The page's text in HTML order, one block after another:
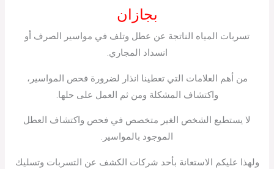
بجازان
تسربات المياه الناتجة عن عطل وتلف في مواسير الصرف أو
انسداد المجاري.
من أهم العلامات التي تعطينا انذار لضرورة فحص المواسير،
واكتشاف المشكلة ومن ثم العمل على حلها.
لا يستطيع الشخص الغير متخصص في فحص واكتشاف العطل
الموجود بالمواسير.
ولهذا عليكم الاستعانة بأحد شركات الكشف عن التسربات وتسليك